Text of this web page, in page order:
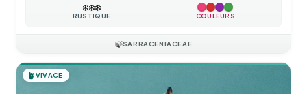
❄️❄️❄️
RUSTIQUE COULEURS
🍃SARRACENIACEAE
🪴 VIVACE